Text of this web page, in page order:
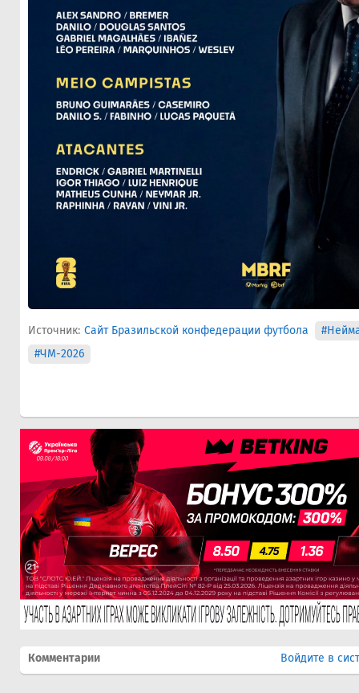
Источник: Сайт Бразильской конфедерации футбола
#ЧМ-2026
Комментарии Войдите в